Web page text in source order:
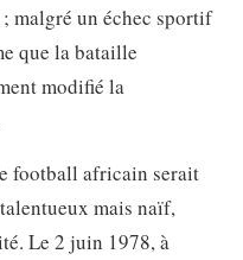
malgré un échec sportif
que la bataille
modifié la
football africain serait
mais naïf,
Le 2 juin 1978, à